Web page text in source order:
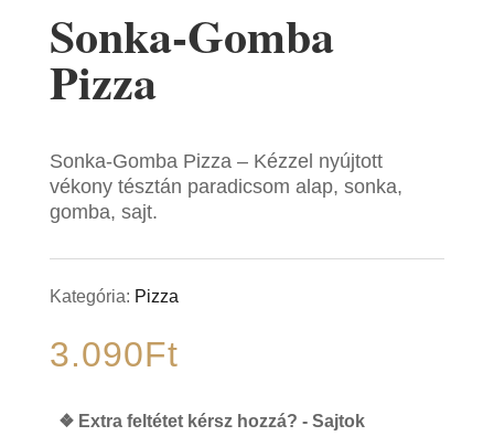
Sonka-Gomba
Pizza
Sonka-Gomba Pizza – Kézzel nyújtott
vékony tésztán paradicsom alap, sonka,
gomba, sajt.
Kategória: Pizza
3.090Ft
❖ Extra feltétet kérsz hozzá? - Sajtok